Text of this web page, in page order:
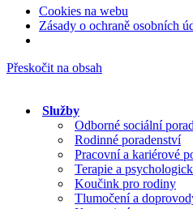
Cookies na webu
Zásady o ochraně osobních
Přeskočit na obsah
Služby
Odborné sociální
Rodinné poradenství
Pracovní a kariérové
Terapie a
Koučink pro rodiny
Tlumočení a